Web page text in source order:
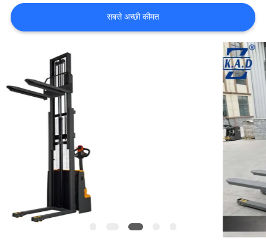
करें
एक
साइटमैप
सबसे अच्छी कीमत